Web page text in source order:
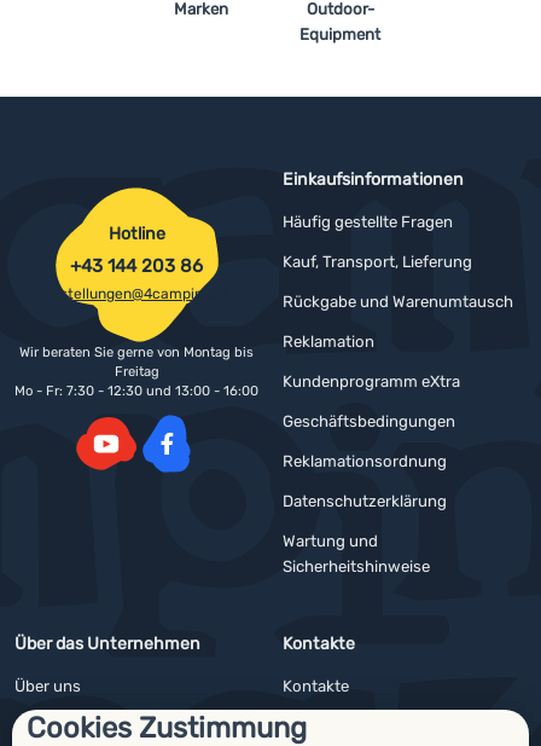
Cookies Zustimmung
Marken
Outdoor-
Equipment
Einkaufsinformationen
Häufig gestellte Fragen
Kauf, Transport, Lieferung
Rückgabe und Warenumtausch
Reklamation
Kundenprogramm eXtra
Geschäftsbedingungen
Reklamationsordnung
Datenschutzerklärung
Wartung und
Sicherheitshinweise
Über das Unternehmen
Über uns
Impressum
Kontakte
Kontakte
Angebote für Firmen und Vereine
Hotline
+43 144 203 86
bestellungen@4camping.at
Wir beraten Sie gerne von Montag bis
Freitag
Mo - Fr: 7:30 - 12:30 und 13:00 - 16:00